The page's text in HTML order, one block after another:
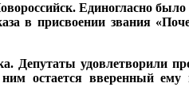
Единогласно
в присвоении звания
Депутаты удовлетворили
остается вверенный ему